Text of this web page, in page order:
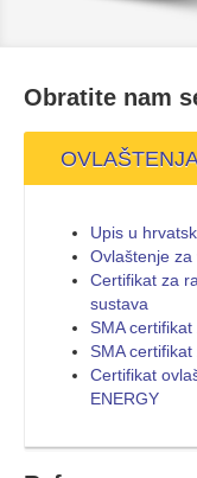
Obratite nam
Upis u
Ovlaštenje
Certifikat za
sustava
SMA
SMA
Certifikat
ENERGY